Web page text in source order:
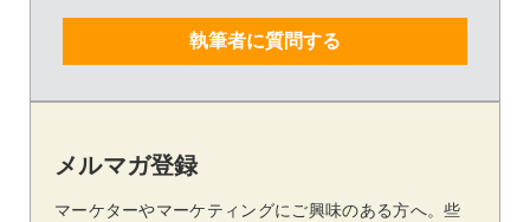
執筆者に質問する
メルマガ登録
マーケターやマーケティングにご興味のある方へ。些